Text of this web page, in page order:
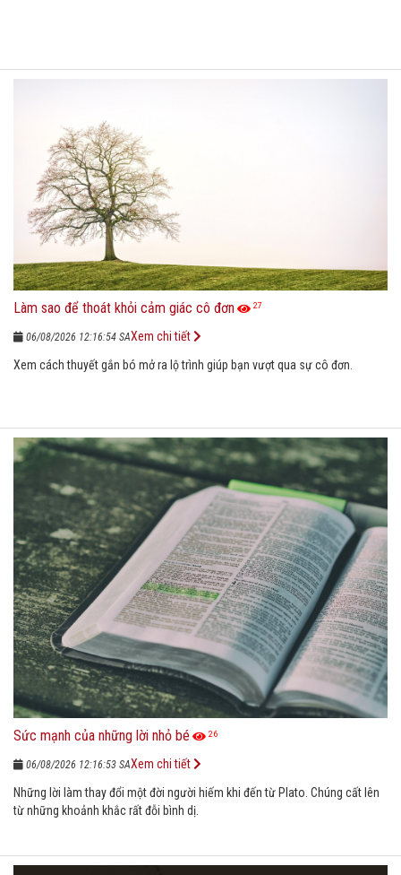
Làm sao để thoát khỏi cảm giác cô đơn 27
06/08/2026 12:16:54 SA
Xem cách thuyết gắn bó mở ra lộ trình giúp bạn vượt qua sự cô đơn.
Xem chi tiết
Sức mạnh của những lời nhỏ bé 26
06/08/2026 12:16:53 SA
Những lời làm thay đổi một đời người hiếm khi đến từ Plato. Chúng cất lên
từ những khoảnh khắc rất đỗi bình dị.
Xem chi tiết